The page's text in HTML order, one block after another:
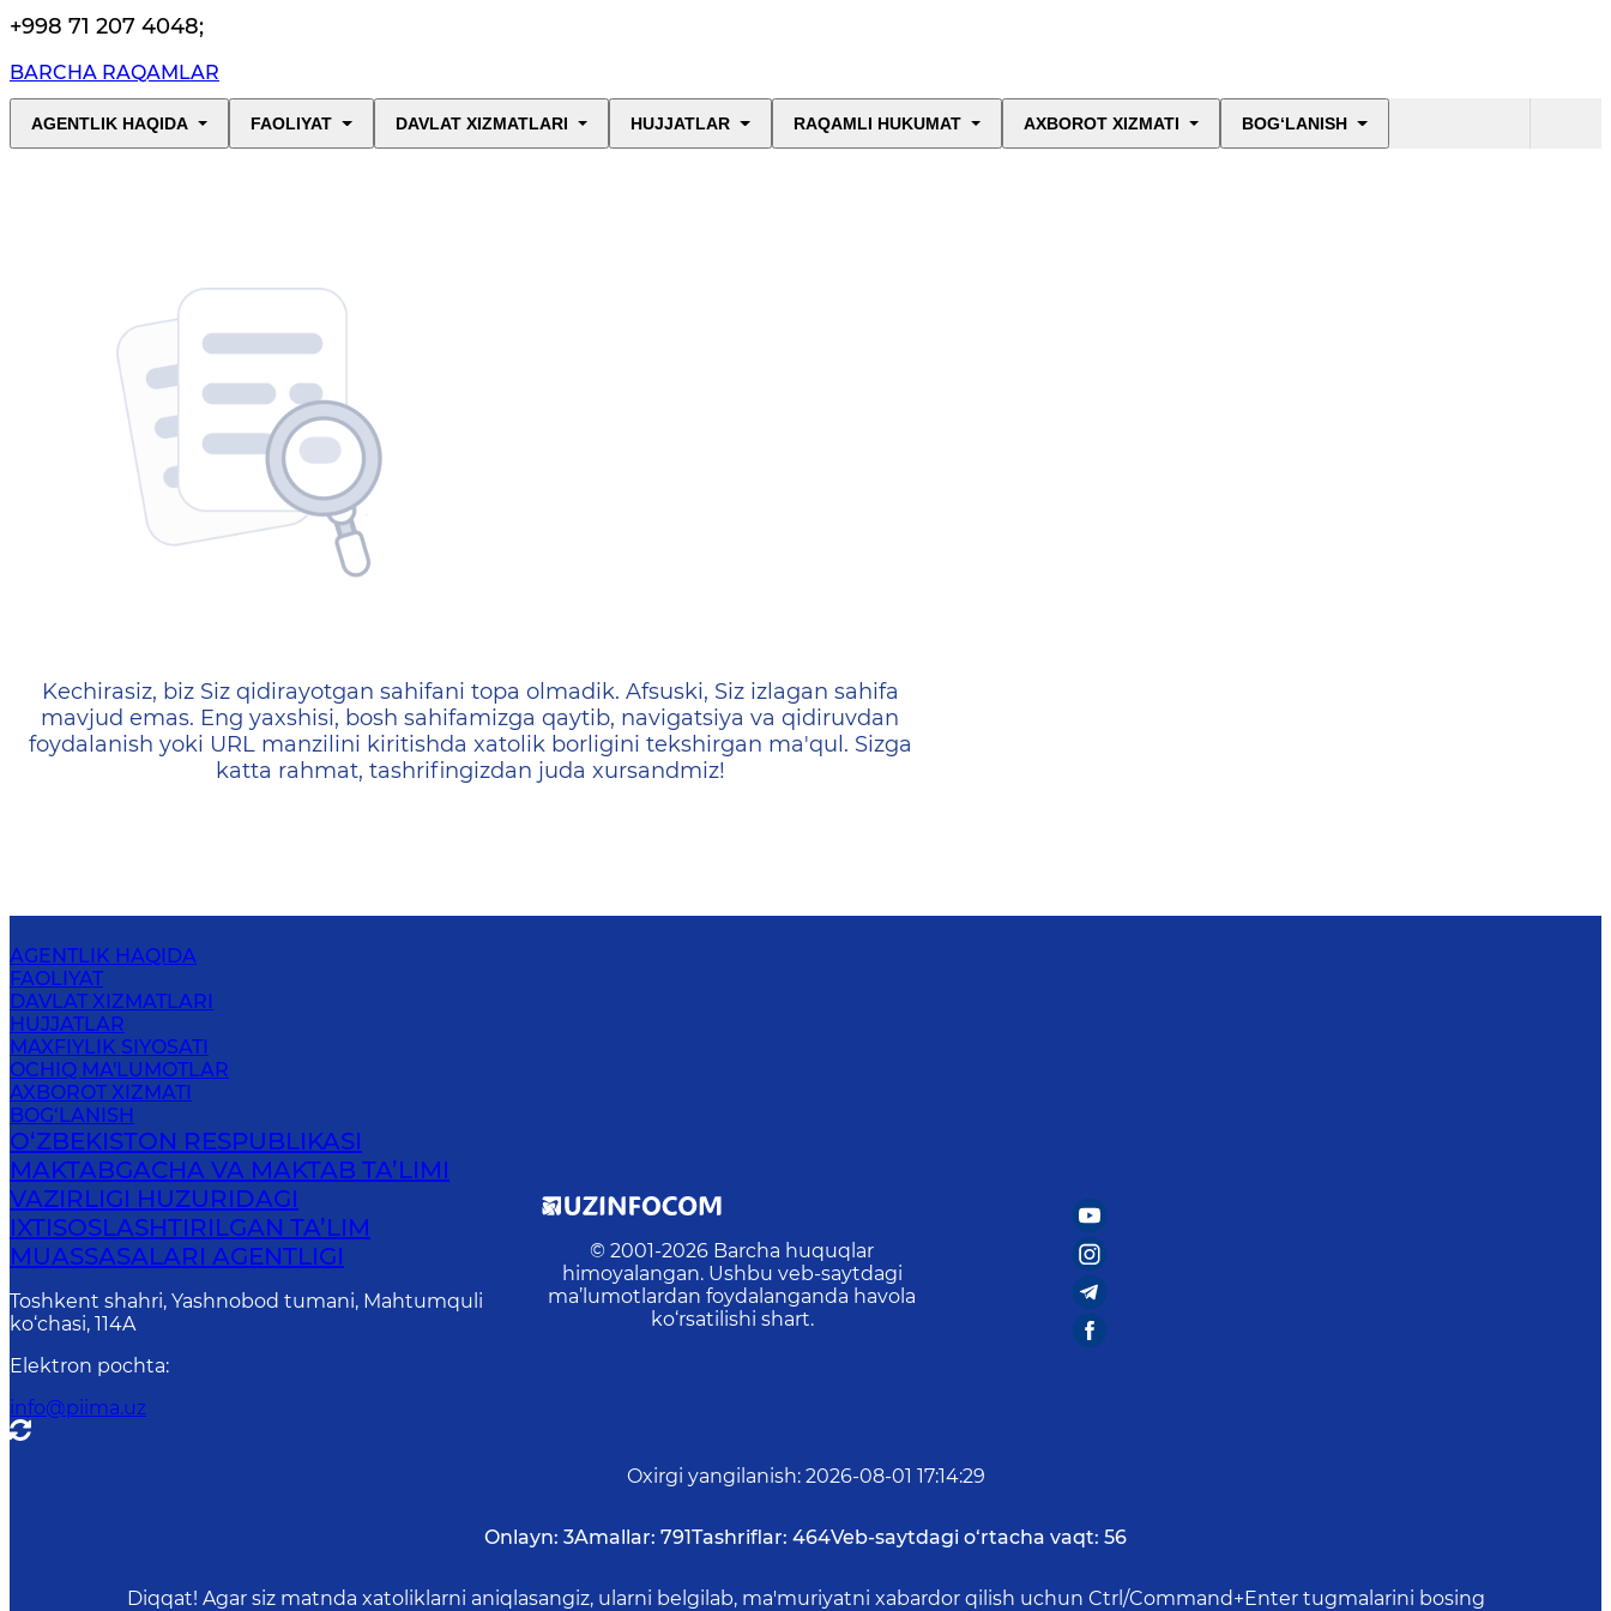
+998 71 207 4048;
BARCHA RAQAMLAR
AGENTLIK HAQIDA FAOLIYAT DAVLAT XIZMATLARI HUJJATLAR RAQAMLI HUKUMAT AXBOROT XIZMATI BOG‘LANISH
404 — Страница не найдена
Kechirasiz, biz Siz qidirayotgan sahifani topa olmadik. Afsuski, Siz izlagan sahifa
mavjud emas. Eng yaxshisi, bosh sahifamizga qaytib, navigatsiya va qidiruvdan
foydalanish yoki URL manzilini kiritishda xatolik borligini tekshirgan ma'qul. Sizga
katta rahmat, tashrifingizdan juda xursandmiz!
AGENTLIK HAQIDA
FAOLIYAT
DAVLAT XIZMATLARI
HUJJATLAR
MAXFIYLIK SIYOSATI
OCHIQ MA'LUMOTLAR
AXBOROT XIZMATI
BOG‘LANISH
O‘ZBEKISTON RESPUBLIKASI
MAKTABGACHA VA MAKTAB TA’LIMI
VAZIRLIGI HUZURIDAGI
IXTISOSLASHTIRILGAN TA’LIM
MUASSASALARI AGENTLIGI
Toshkent shahri, Yashnobod tumani, Mahtumquli
ko‘chasi, 114A
Elektron pochta:
info@piima.uz
© 2001-2026 Barcha huquqlar
himoyalangan. Ushbu veb-saytdagi
ma’lumotlardan foydalanganda havola
ko‘rsatilishi shart.
Oxirgi yangilanish: 2026-08-01 17:14:29
Onlayn: 3Amallar: 791Tashriflar: 464Veb-saytdagi o‘rtacha vaqt: 56
Diqqat! Agar siz matnda xatoliklarni aniqlasangiz, ularni belgilab, ma'muriyatni xabardor qilish uchun Ctrl/Command+Enter tugmalarini bosing